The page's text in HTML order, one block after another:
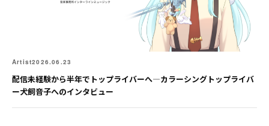
Artist2026.06.23
配信未経験から半年でトップライバーへ―カラーシングトップライバ
ー犬飼音子へのインタビュー